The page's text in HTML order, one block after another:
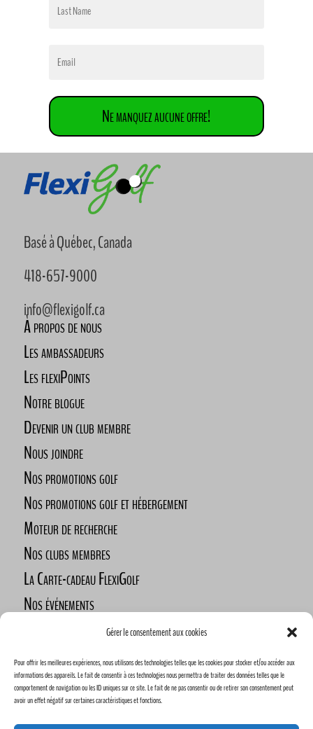
Gérer le consentement aux cookies
Pour offrir les meilleures expériences, nous utilisons des technologies telles que les cookies pour stocker et/ou accéder aux
informations des appareils. Le fait de consentir à ces technologies nous permettra de traiter des données telles que le
comportement de navigation ou les ID uniques sur ce site. Le fait de ne pas consentir ou de retirer son consentement peut
avoir un effet négatif sur certaines caractéristiques et fonctions.
Ne manquez aucune offre!
Basé à Québec, Canada
418-657-9000
info@flexigolf.ca
À propos de nous
Les ambassadeurs
Les flexiPoints
Notre blogue
Devenir un club membre
Nous joindre
Nos promotions golf
Nos promotions golf et hébergement
Moteur de recherche
Nos clubs membres
La Carte-cadeau FlexiGolf
Nos événements
Défi des golfeurs nomades
Nos commanditaires
Devenez commanditaire